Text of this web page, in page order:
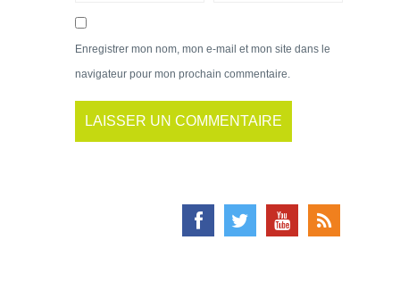
Enregistrer mon nom, mon e-mail et mon site dans le
navigateur pour mon prochain commentaire.